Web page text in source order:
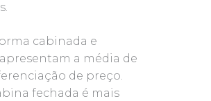
cabinada e
a média de
de preço.
fechada é mais